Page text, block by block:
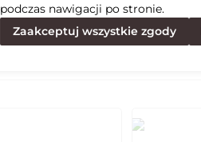
podczas nawigacji po stronie.
Zaakceptuj wszystkie zgody